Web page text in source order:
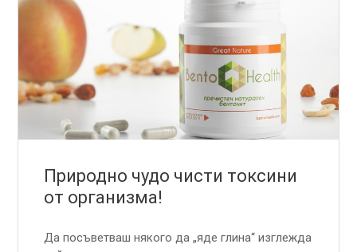
Природно чудо чисти токсини
от организма!
Да посъветваш някого да „яде глина“ изглежда